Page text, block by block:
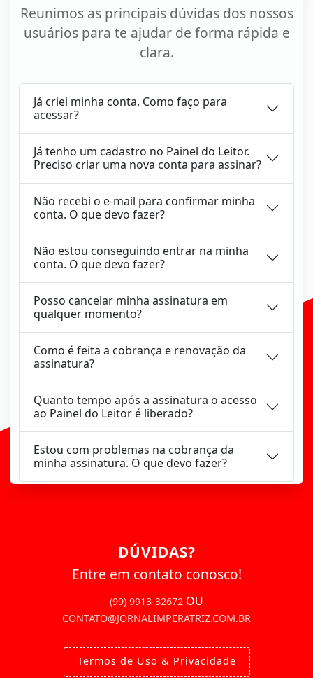
Reunimos as principais dúvidas dos nossos
usuários para te ajudar de forma rápida e
clara.
Já criei minha conta. Como faço para
acessar?
Já tenho um cadastro no Painel do Leitor.
Preciso criar uma nova conta para assinar?
Não recebi o e-mail para confirmar minha
conta. O que devo fazer?
Não estou conseguindo entrar na minha
conta. O que devo fazer?
Posso cancelar minha assinatura em
qualquer momento?
Como é feita a cobrança e renovação da
assinatura?
Quanto tempo após a assinatura o acesso
ao Painel do Leitor é liberado?
Estou com problemas na cobrança da
minha assinatura. O que devo fazer?
DÚVIDAS?
Entre em contato conosco!
(99) 9913-32672 OU
CONTATO@JORNALIMPERATRIZ.COM.BR
Termos de Uso & Privacidade